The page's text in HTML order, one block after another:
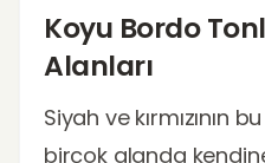
Koyu Bordo
Alanları
Siyah ve kırmızının
birçok alanda